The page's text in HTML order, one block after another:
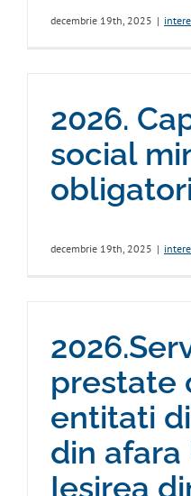
decembrie 19th, 2025 |
2026.
social
decembrie 19th, 2025 |
prestate
entitati
din afara
Iesirea